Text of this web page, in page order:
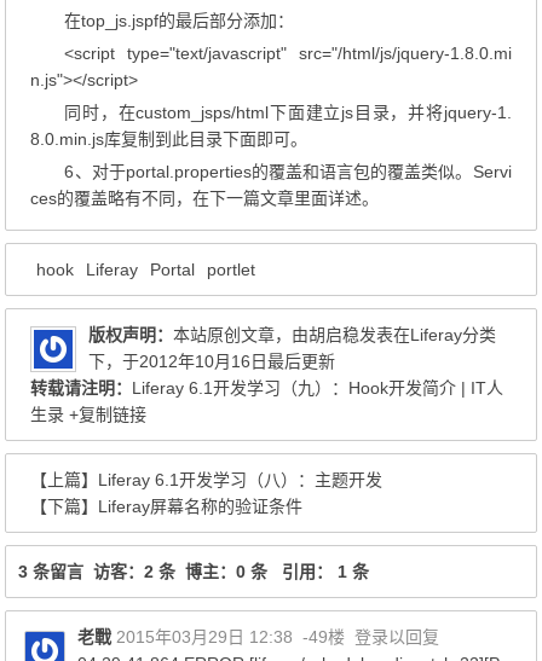
在top_js.jspf的最后部分添加：
<script type="text/javascript" src="/html/js/jquery-1.8.0.mi
n.js"></script>
同时，在custom_jsps/html下面建立js目录，并将jquery-1.
8.0.min.js库复制到此目录下面即可。
6、对于portal.properties的覆盖和语言包的覆盖类似。Servi
ces的覆盖略有不同，在下一篇文章里面详述。
hook Liferay Portal portlet
版权声明：本站原创文章，由胡启稳发表在Liferay分类
下，于2012年10月16日最后更新
转载请注明： Liferay 6.1开发学习（九）：Hook开发简介 | IT人
生录 +复制链接
【上篇】 Liferay 6.1开发学习（八）：主题开发
【下篇】 Liferay屏幕名称的验证条件
3 条留言 访客：2 条 博主：0 条 引用： 1 条
老戰 2015年03月29日 12:38 -49楼 登录以回复